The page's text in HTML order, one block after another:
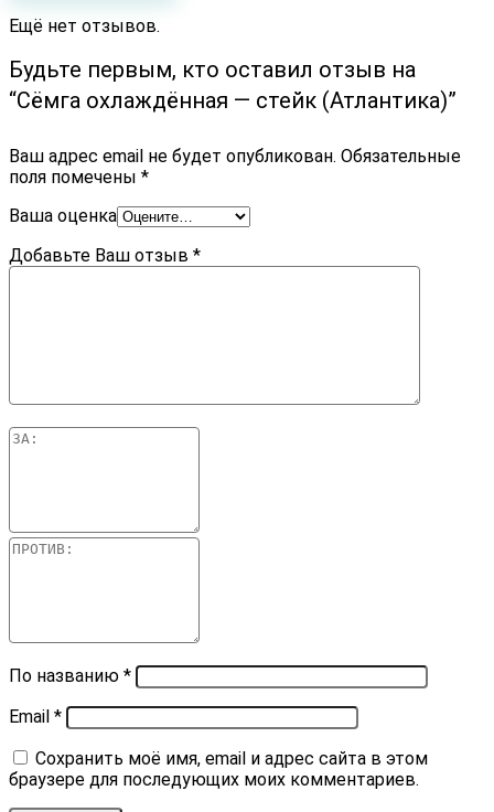
Ещё нет отзывов.
Будьте первым, кто оставил отзыв на
“Сёмга охлаждённая — стейк (Атлантика)”
Ваш адрес email не будет опубликован. Обязательные
поля помечены *
Ваша оценка
Добавьте Ваш отзыв *
По названию *
Email *
Сохранить моё имя, email и адрес сайта в этом
браузере для последующих моих комментариев.